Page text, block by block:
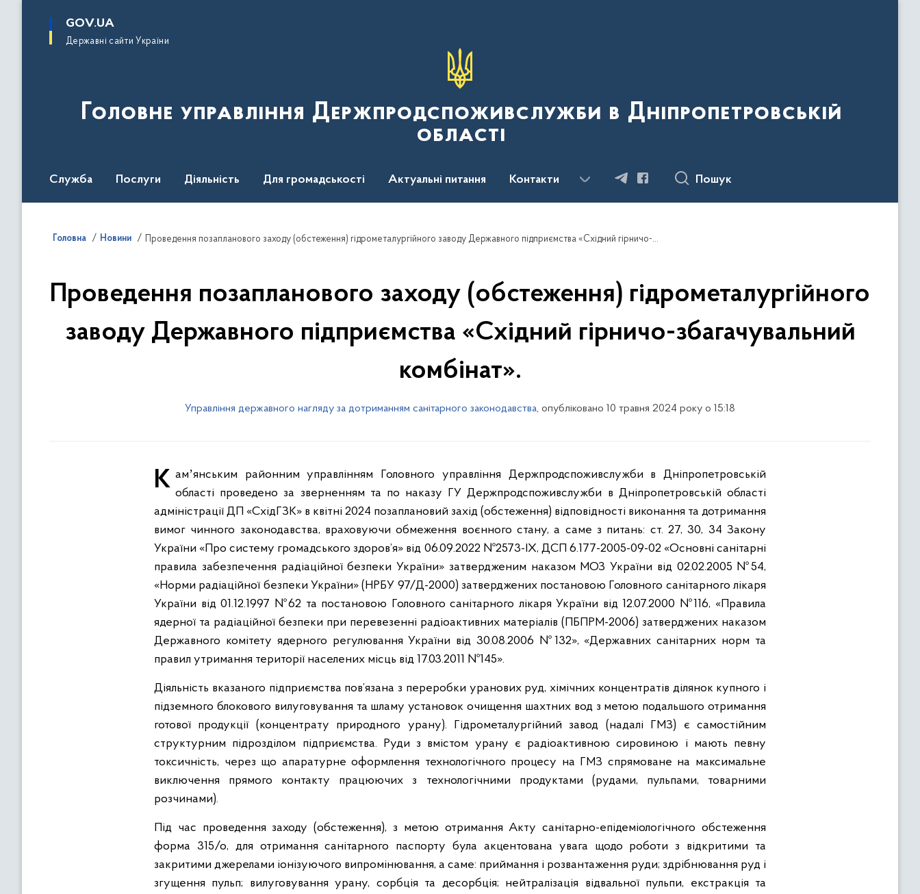
основного
GOV.UA
Державні сайти України
Головне управління Держпродспоживслужби в Дніпропетровській
області
Служба Послуги Діяльність Для громадськості Актуальні питання Контакти Пошук
Головна Новини Проведення позапланового заходу (обстеження) гідрометалургійного заводу Державного підприємства «Східний гірничо-збагачувальний комбінат».
Проведення позапланового заходу (обстеження) гідрометалургійного
заводу Державного підприємства «Східний гірничо-збагачувальний
комбінат».
Управління державного нагляду за дотриманням санітарного законодавства, опубліковано 10 травня 2024 року о 15:18
Камʼянським районним управлінням Головного управління Держпродспоживслужби в Дніпропетровській області проведено за зверненням та по наказу ГУ Держпродспоживслужби в Дніпропетровській області
адміністрації ДП «СхідГЗК» в квітні 2024 позаплановий захід (обстеження) відповідності виконання та дотримання
вимог чинного законодавства, враховуючи обмеження воєнного стану, а саме з питань: ст. 27, 30, 34 Закону
України «Про систему громадського здоров’я» від 06.09.2022 №2573-ІХ, ДСП 6.177-2005-09-02 «Основні санітарні
правила забезпечення радіаційної безпеки України» затвердженим наказом МОЗ України від 02.02.2005 №54,
«Норми радіаційної безпеки України» (НРБУ 97/Д-2000) затверджених постановою Головного санітарного лікаря
України від 01.12.1997 №62 та постановою Головного санітарного лікаря України від 12.07.2000 №116, «Правила
ядерної та радіаційної безпеки при перевезенні радіоактивних матеріалів (ПБПРМ-2006) затверджених наказом
Державного комітету ядерного регулювання України від 30.08.2006 №132», «Державних санітарних норм та
правил утримання території населених місць від 17.03.2011 №145».
Діяльність вказаного підприємства пов’язана з переробки уранових руд, хімічних концентратів ділянок купного і
підземного блокового вилуговування та шламу установок очищення шахтних вод з метою подальшого отримання
готової продукції (концентрату природного урану). Гідрометалургійний завод (надалі ГМЗ) є самостійним
структурним підрозділом підприємства. Руди з вмістом урану є радіоактивною сировиною і мають певну
токсичність, через що апаратурне оформлення технологічного процесу на ГМЗ спрямоване на максимальне
виключення прямого контакту працюючих з технологічними продуктами (рудами, пульпами, товарними
розчинами).
Під час проведення заходу (обстеження), з метою отримання Акту санітарно-епідеміологічного обстеження
форма 315/о, для отримання санітарного паспорту була акцентована увага щодо роботи з відкритими та
закритими джерелами іонізуючого випромінювання, а саме: приймання і розвантаження руди; здрібнювання руд і
згущення пульп; вилуговування урану, сорбція та десорбція; нейтралізація відвальної пульпи, екстракція та